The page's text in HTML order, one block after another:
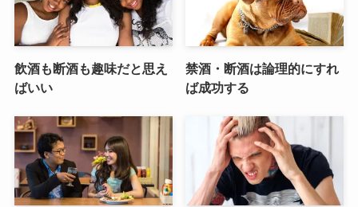
飲酒も断酒も趣味だと思え
ばいい
禁酒・断酒は論理的にすれ
ば成功する